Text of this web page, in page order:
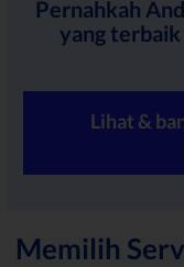
Pernahkah
yang
Lihat &
Memilih